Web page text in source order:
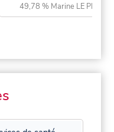
49,78 % Marine LE PEN